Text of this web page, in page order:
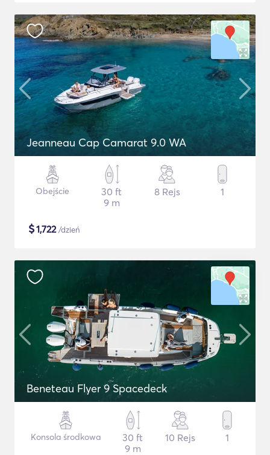
Jeanneau Cap Camarat 9.0 WA
Obejście
30 ft
9 m
8 Rejs 1
$1,722/dzień
Beneteau Flyer 9 Spacedeck
Konsola środkowa
30 ft
9 m
10 Rejs 1